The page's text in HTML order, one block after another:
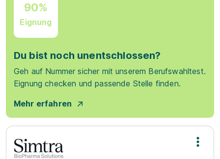
90%
Eignung
Du bist noch unentschlossen?
Geh auf Nummer sicher mit unserem Berufswahltest.
Eignung checken und passende Stelle finden.
Mehr erfahren